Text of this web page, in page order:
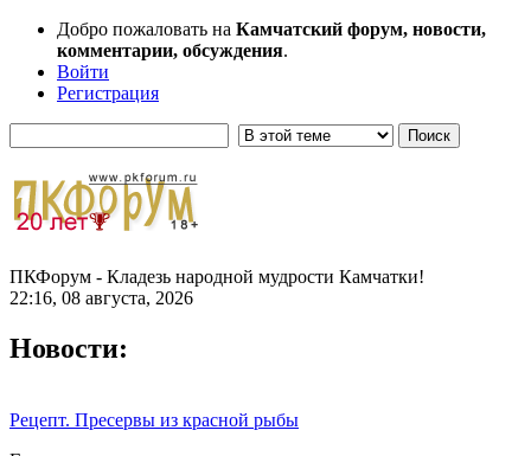
Добро пожаловать на Камчатский форум, новости,
комментарии, обсуждения.
Войти
Регистрация
ПКФорум - Кладезь народной мудрости Камчатки!
22:16, 08 августа, 2026
Новости:
Рецепт. Пресервы из красной рыбы